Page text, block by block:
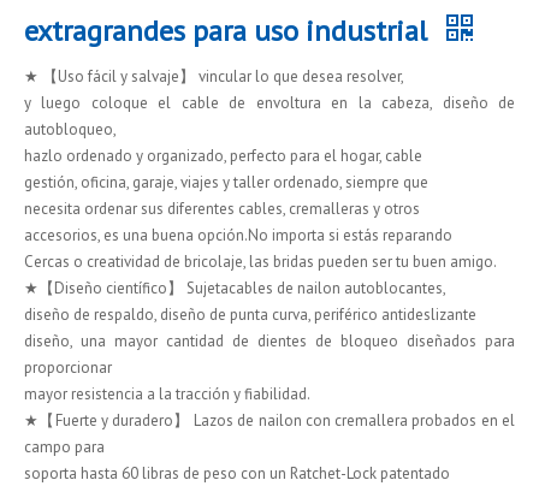
extragrandes para uso industrial
★ 【Uso fácil y salvaje】 vincular lo que desea resolver,
y luego coloque el cable de envoltura en la cabeza, diseño de
autobloqueo,
hazlo ordenado y organizado, perfecto para el hogar, cable
gestión, oficina, garaje, viajes y taller ordenado, siempre que
necesita ordenar sus diferentes cables, cremalleras y otros
accesorios, es una buena opción.No importa si estás reparando
Cercas o creatividad de bricolaje, las bridas pueden ser tu buen amigo.
★【Diseño científico】 Sujetacables de nailon autoblocantes,
diseño de respaldo, diseño de punta curva, periférico antideslizante
diseño, una mayor cantidad de dientes de bloqueo diseñados para
proporcionar
mayor resistencia a la tracción y fiabilidad.
★【Fuerte y duradero】 Lazos de nailon con cremallera probados en el
campo para
soporta hasta 60 libras de peso con un Ratchet-Lock patentado